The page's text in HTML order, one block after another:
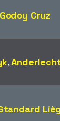
Godoy Cruz
,